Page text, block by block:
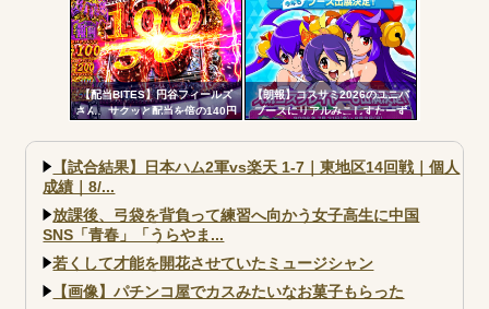
均9,800個のサバチャンに突入
【配当BITES】円谷フィールズ
さん、サクッと配当を倍の140円
飛行隊】
【朗報】コスサミ2026のユニバ
ブースにリアルみこしすたーず
【試合結果】日本ハム2軍vs楽天 1-7｜東地区14回戦｜個人
成績｜8/...
放課後、弓袋を背負って練習へ向かう女子高生に中国
SNS「青春」「うらやま...
若くして才能を開花させていたミュージシャン
【画像】パチンコ屋でカスみたいなお菓子もらった